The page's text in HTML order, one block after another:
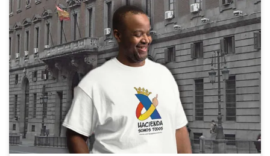
Este año, tengo que pagar 2.400 euros a
Hacienda. ¿Por qué? Porque ellos dictan
las normas y uno se jode.
¿Qué hice yo
para merecer esto? Me están multando
por haber traba-bajado en más de una
empresa durante un año y por no
haberme dado cuenta de que en […]